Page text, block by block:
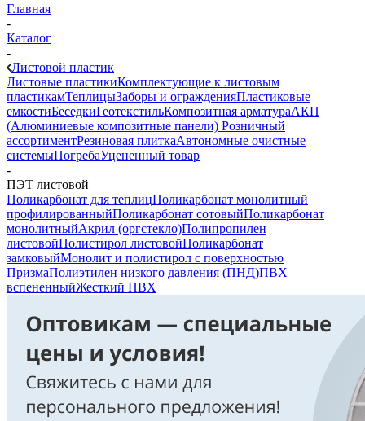
Главная
-
Каталог
-
Листовой пластик
Листовые пластикиКомплектующие к листовым
пластикамТеплицыЗаборы и огражденияПластиковые
емкостиБеседкиГеотекстильКомпозитная арматураАКП
(Алюминиевые композитные панели) Розничный
ассортиментРезиновая плиткаАвтономные очистные
системыПогребаУцененный товар
-
ПЭТ листовой
Поликарбонат для теплицПоликарбонат монолитный
профилированныйПоликарбонат сотовыйПоликарбонат
монолитныйАкрил (оргстекло)Полипропилен
листовойПолистирол листовойПоликарбонат
замковыйМонолит и полистирол с поверхностью
ПризмаПолиэтилен низкого давления (ПНД)ПВХ
вспененныйЖесткий ПВХ